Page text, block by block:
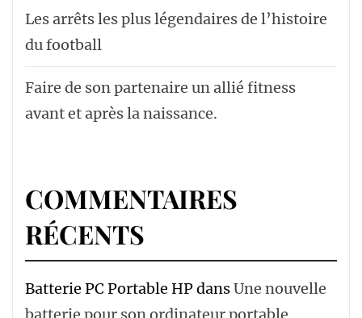
Les arrêts les plus légendaires de l’histoire
du football
Faire de son partenaire un allié fitness
avant et après la naissance.
COMMENTAIRES
RÉCENTS
Batterie PC Portable HPdansUne nouvelle
batterie pour son ordinateur portable